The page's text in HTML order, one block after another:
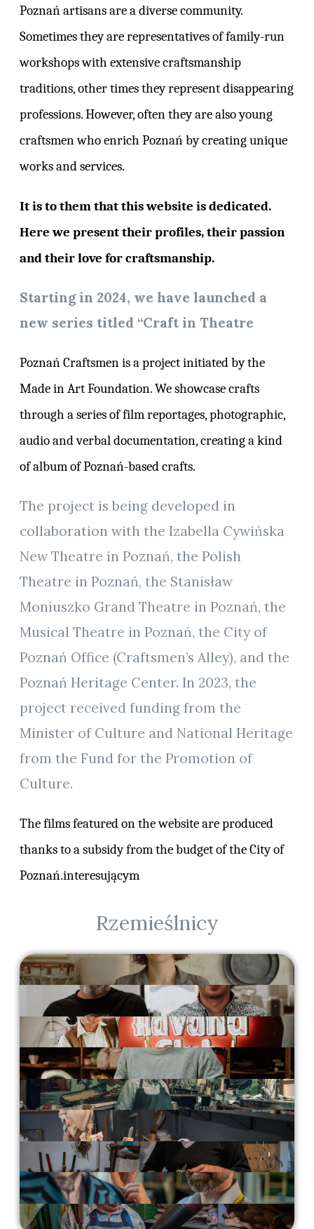
Poznań artisans are a diverse community.
Sometimes they are representatives of family-run
workshops with extensive craftsmanship
traditions, other times they represent disappearing
professions. However, often they are also young
craftsmen who enrich Poznań by creating unique
works and services.
It is to them that this website is dedicated.
Here we present their profiles, their passion
and their love for craftsmanship.
Starting in 2024, we have launched a
new series titled “Craft in Theatre
Poznań Craftsmen is a project initiated by the
Made in Art Foundation. We showcase crafts
through a series of film reportages, photographic,
audio and verbal documentation, creating a kind
of album of Poznań-based crafts.
The project is being developed in
collaboration with the Izabella Cywińska
New Theatre in Poznań, the Polish
Theatre in Poznań, the Stanisław
Moniuszko Grand Theatre in Poznań, the
Musical Theatre in Poznań, the City of
Poznań Office (Craftsmen’s Alley), and the
Poznań Heritage Center. In 2023, the
project received funding from the
Minister of Culture and National Heritage
from the Fund for the Promotion of
Culture.
The films featured on the website are produced
thanks to a subsidy from the budget of the City of
Poznań.interesującym
Rzemieślnicy